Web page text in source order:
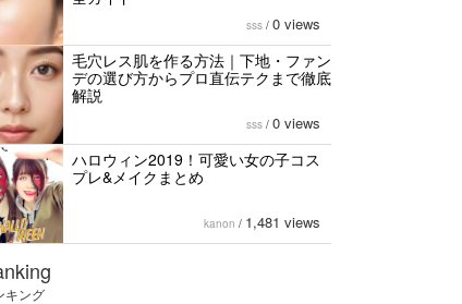
sss / 0 views
毛穴レス肌を作る方法｜下地・ファン
デの選び方からプロ直伝テクまで徹底
解説
sss / 0 views
ハロウィン2019！可愛い女の子コス
プレ&メイクまとめ
kanon / 1,481 views
キング